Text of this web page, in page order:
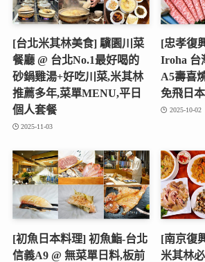
[台北米其林美食] 驥園川菜
餐廳 @ 台北No.1最好喝的
砂鍋雞湯+好吃川菜,米其林
推薦多年,菜單MENU,平日
個人套餐
2025-11-03
[忠孝復
Iroha 台
A5壽喜
免飛日
2025-10-02
[初魚日本料理] 初魚鮨-台北
信義A9 @ 無菜單日料,板前
[南京復
米其林